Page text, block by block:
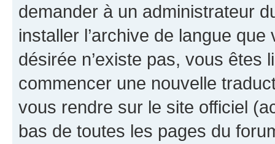
demander à un administrateur
installer l’archive de langue
désirée n’existe pas, vous êtes
commencer une nouvelle
vous rendre sur le site officiel
bas de toutes les pages du